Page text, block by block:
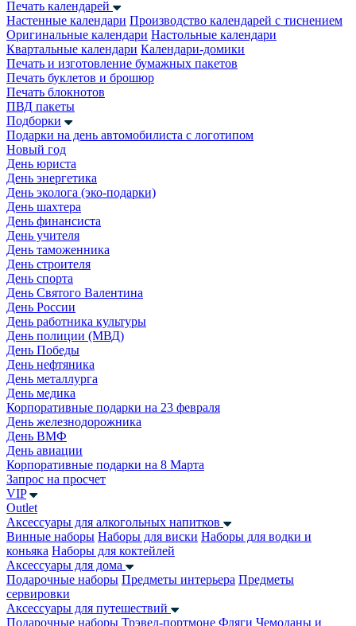
Печать календарей
Настенные календари Производство календарей с тиснением
Оригинальные календари Настольные календари
Квартальные календари Календари-домики
Печать и изготовление бумажных пакетов
Печать буклетов и брошюр
Печать блокнотов
ПВД пакеты
Подборки
Подарки на день автомобилиста с логотипом
Новый год
День юриста
День энергетика
День эколога (эко-подарки)
День шахтера
День финансиста
День учителя
День таможенника
День строителя
День спорта
День Святого Валентина
День России
День работника культуры
День полиции (МВД)
День Победы
День нефтяника
День металлурга
День медика
Корпоративные подарки на 23 февраля
День железнодорожника
День ВМФ
День авиации
Корпоративные подарки на 8 Марта
Запрос на просчет
VIP
Outlet
Аксессуары для алкогольных напитков
Винные наборы Наборы для виски Наборы для водки и
коньяка Наборы для коктейлей
Аксессуары для дома
Подарочные наборы Предметы интерьера Предметы
сервировки
Аксессуары для путешествий
Подарочные наборы Трэвел-портмоне Фляги Чемоданы и